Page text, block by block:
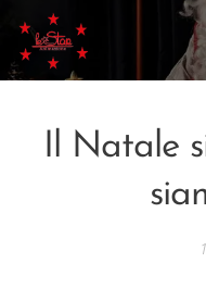
Il Natale